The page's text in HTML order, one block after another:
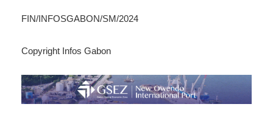
FIN/INFOSGABON/SM/2024
Copyright Infos Gabon